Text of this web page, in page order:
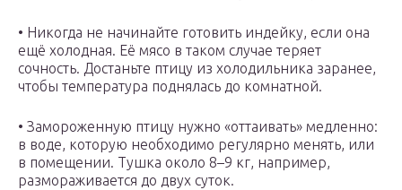
• Никогда не начинайте готовить индейку, если она
ещё холодная. Её мясо в таком случае теряет
сочность. Достаньте птицу из холодильника заранее,
чтобы температура поднялась до комнатной.
• Замороженную птицу нужно «оттаивать» медленно:
в воде, которую необходимо регулярно менять, или
в помещении. Тушка около 8–9 кг, например,
размораживается до двух суток.